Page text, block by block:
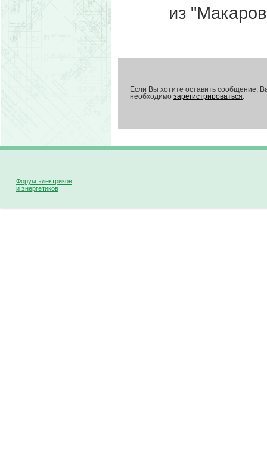
из
Если Вы хотите оставить сообщение,
необходимо зарегистрироваться.
Форум электриков
и энергетиков